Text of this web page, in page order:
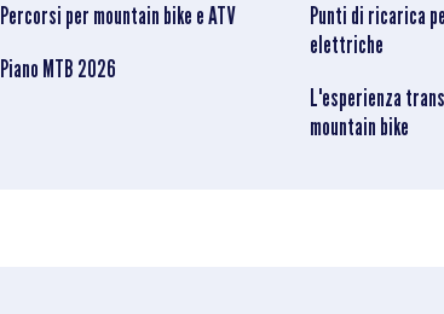
Percorsi per mountain bike e ATV
Piano MTB 2026
Punti di ricarica
elettriche
L'esperienza
mountain bike